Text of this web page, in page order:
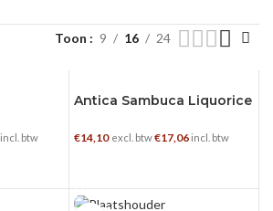
Toon 9 16 24
incl. btw
0.7 L
Antica Sambuca Liquorice
€14,10 excl. btw€17,06incl. btw